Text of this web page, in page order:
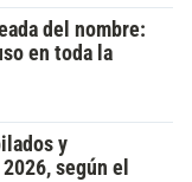
del nombre:
en toda la
y
según el